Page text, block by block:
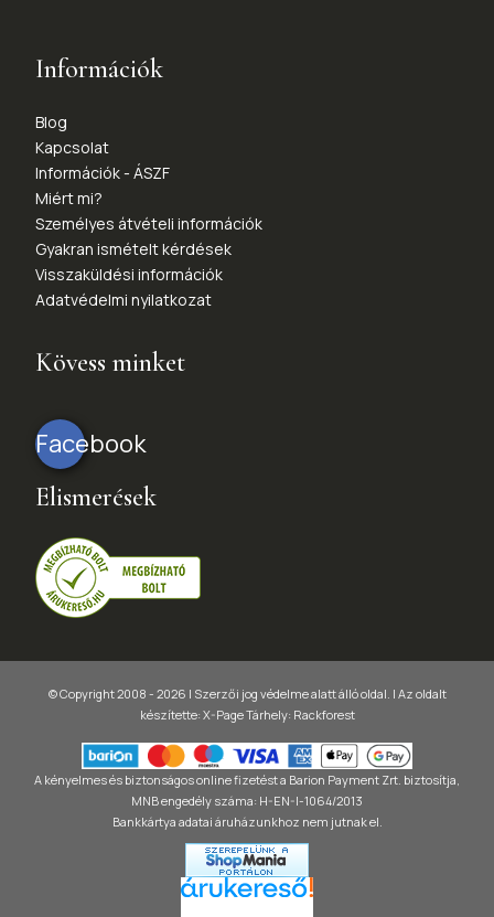
Információk
Blog
Kapcsolat
Információk - ÁSZF
Miért mi?
Személyes átvételi információk
Gyakran ismételt kérdések
Visszaküldési információk
Adatvédelmi nyilatkozat
Kövess minket
Facebook
Elismerések
© Copyright 2008 - 2026 | Szerzői jog védelme alatt álló oldal. | Az oldalt
készítette: X-PageTárhely: Rackforest
A kényelmes és biztonságos online fizetést a Barion Payment Zrt. biztosítja,
MNB engedély száma: H-EN-I-1064/2013
Bankkártya adatai áruházunkhoz nem jutnak el.